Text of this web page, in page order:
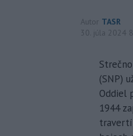
Autor TASR
30. júla 2024
(SNP)
Oddiel
1944